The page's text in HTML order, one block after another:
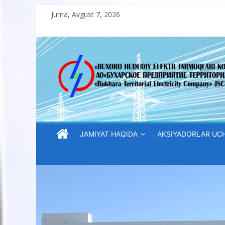
content
Juma, Avgust 7, 2026
“Buxoro
hududiy
elektr
tarmoqlari
korxonasi”
“Buxoro
JAMIYAT HAQIDA AKSIYADORLAR